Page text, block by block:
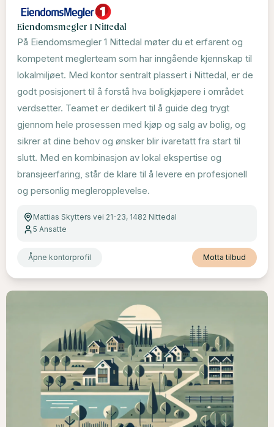
Eiendomsmegler 1 Nittedal
På Eiendomsmegler 1 Nittedal møter du et erfarent og
kompetent meglerteam som har inngående kjennskap til
lokalmiljøet. Med kontor sentralt plassert i Nittedal, er de
godt posisjonert til å forstå hva boligkjøpere i området
verdsetter. Teamet er dedikert til å guide deg trygt
gjennom hele prosessen med kjøp og salg av bolig, og
sikrer at dine behov og ønsker blir ivaretatt fra start til
slutt. Med en kombinasjon av lokal ekspertise og
bransjeerfaring, står de klare til å levere en profesjonell
og personlig megleropplevelse.
Mattias Skytters vei 21-23, 1482 Nittedal
5 Ansatte
Åpne kontorprofil Motta tilbud